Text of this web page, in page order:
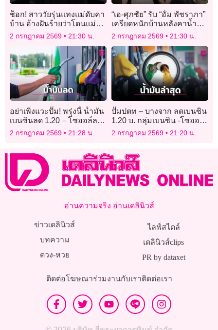
ช็อก! สาววัยรุ่นแทงแม่ดับคา
บ้าน อ้างฝันร้ายว่าโดนแม่รัด
คอ
2 กรกฎาคม 2569 21:30 น.
“เอ-ศุภชัย” รับ “อั้ม พัชราภา”
เครียดหนักบ้านหลังคาน้ำรั่ว
แถมต่อเติมล่าช้าจนบาน
ปลาย!
2 กรกฎาคม 2569 21:30 น.
อย่าเพิ่งแวะปั๊ม! พรุ่งนี้ น้ำมัน
เบนซินลด 1.20 – โซฮอล์ลด
60 สตางค์
2 กรกฎาคม 2569 21:28 น.
ปั๊มปตท – บางจาก ลดเบนซิน
1.20 บ. กลุ่มเบนซิน -โซฮอล์
ลด 60 สต. ส่วนดีเซล คงเดิม
2 กรกฎาคม 2569 21:20 น.
อ่านความจริง อ่านเดลินิวส์
ข่าวเดลินิวส์
บทความ
ดวง-หวย
ไลฟ์สไตล์
เดลินิวส์clips
PR by dataxet
ติดต่อโฆษณาร่วมงานกับเราติดต่อเรา